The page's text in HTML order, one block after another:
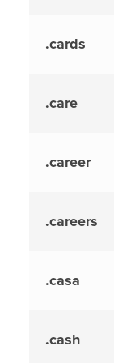
.cards
.care
.career
.careers
.casa
.cash